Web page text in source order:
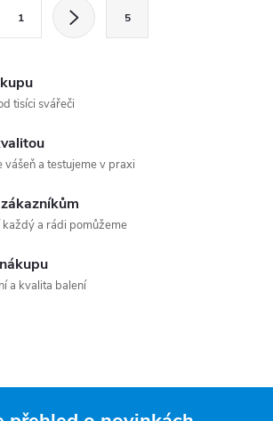
1 5
tisíci svářeči
vášeň a testujeme v praxi
každý a rádi pomůžeme
a kvalita balení